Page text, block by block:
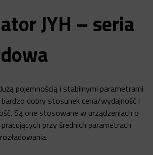
JYH – seria
pojemnością i stabilnymi parametrami
dobry stosunek cena/wydajność i
Są one stosowane w urządzeniach o
przy średnich parametrach